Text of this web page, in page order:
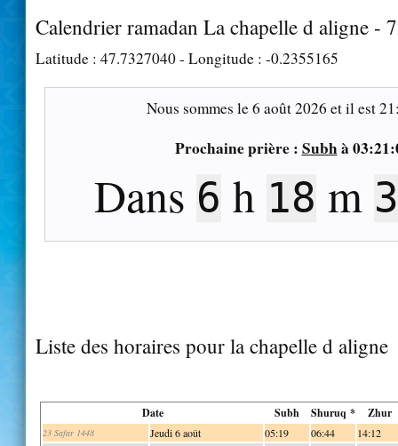
Calendrier ramadan La chapelle d aligne -
Latitude : 47.7327040- Longitude : -0.2355165
Nous sommes le6 août 2026 et il est
Prochaine prière : Subhà
Dans 6 h 18 m
Liste des horaires pour la chapelle d aligne
Date Subh Shuruq * Zhur
23 Safar 1448 Jeudi 6 août 05:19 06:44 14:12